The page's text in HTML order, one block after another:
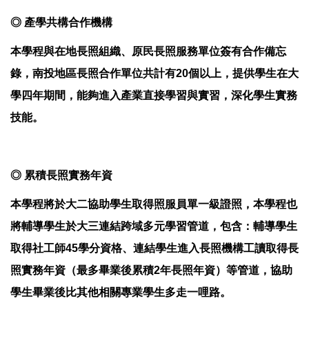
◎ 產學共構合作機構
本學程與在地長照組織、原民長照服務單位簽有合作備忘
錄，南投地區長照合作單位共計有20個以上，提供學生在大
學四年期間，能夠進入產業直接學習與實習，深化學生實務
技能。
◎ 累積長照實務年資
本學程將於大二協助學生取得照服員單一級證照，本學程也
將輔導學生於大三連結跨域多元學習管道，包含：輔導學生
取得社工師45學分資格、連結學生進入長照機構工讀取得長
照實務年資（最多畢業後累積2年長照年資）等管道，協助
學生畢業後比其他相關專業學生多走一哩路。